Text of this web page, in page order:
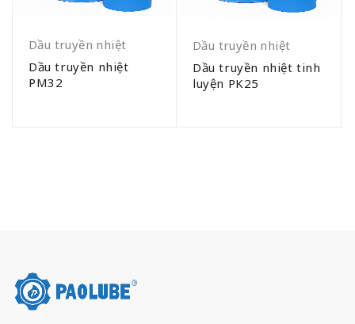
Dầu truyền nhiệt
Dầu truyền nhiệt
PM32
Dầu truyền nhiệt
Dầu truyền nhiệt tinh
luyện PK25